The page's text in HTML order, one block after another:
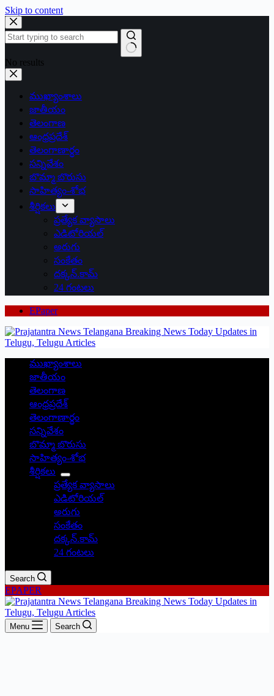
Skip to content
No results
ముఖ్యాంశాలు
జాతీయం
తెలంగాణ
ఆంధ్రప్రదేశ్
తెలంగాణార్థం
సన్నివేశం
బొమ్మా బొరుసు
సాహిత్యం-శోభ
శీర్షికలు
ప్రత్యేక వ్యాసాలు
ఎడిటోరియల్
అరుగు
సంకేతం
దక్కన్.కామ్
24 గంటలు
EPaper
ముఖ్యాంశాలు
జాతీయం
తెలంగాణ
ఆంధ్రప్రదేశ్
తెలంగాణార్థం
సన్నివేశం
బొమ్మా బొరుసు
సాహిత్యం-శోభ
శీర్షికలు
ప్రత్యేక వ్యాసాలు
ఎడిటోరియల్
అరుగు
సంకేతం
దక్కన్.కామ్
24 గంటలు
Search
EPAPER
Menu Search